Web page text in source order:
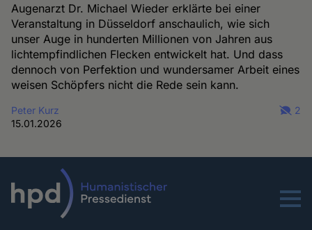
Augenarzt Dr. Michael Wieder erklärte bei einer
Veranstaltung in Düsseldorf anschaulich, wie sich
unser Auge in hunderten Millionen von Jahren aus
lichtempfindlichen Flecken entwickelt hat. Und dass
dennoch von Perfektion und wundersamer Arbeit eines
weisen Schöpfers nicht die Rede sein kann.
Peter Kurz
15.01.2026
2
Menu